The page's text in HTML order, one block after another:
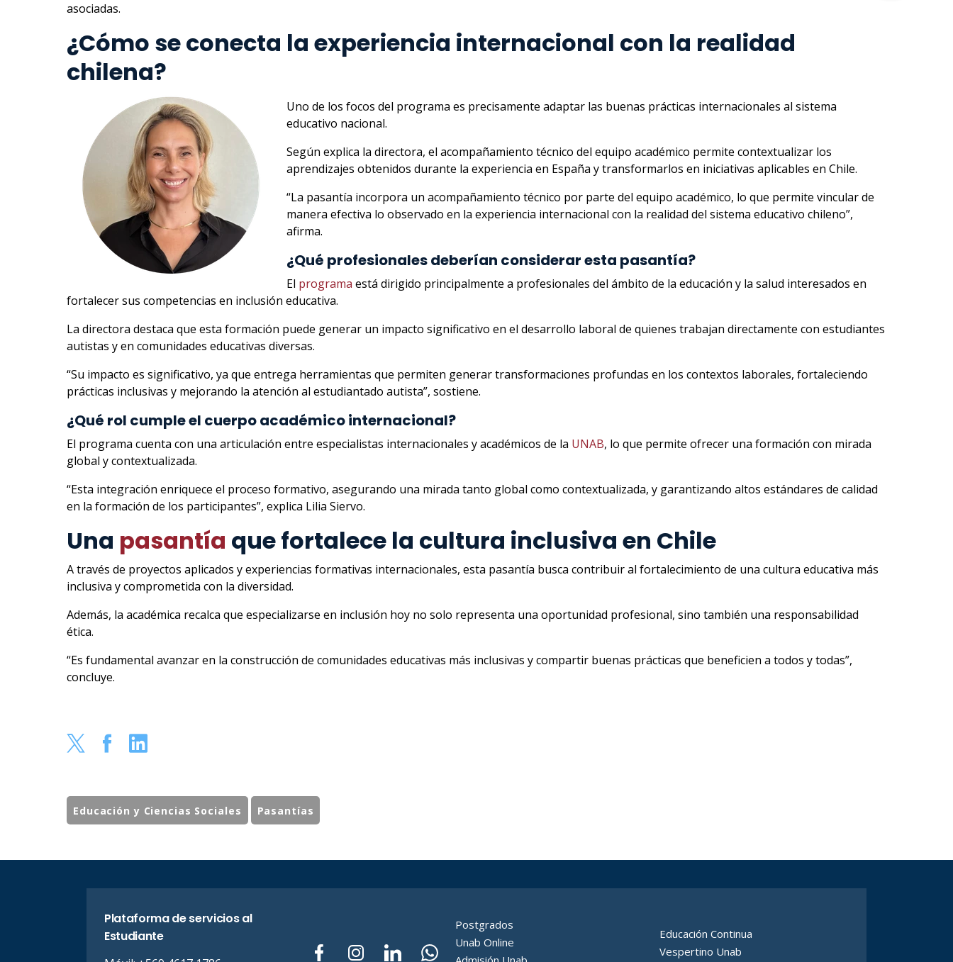
asociadas.
¿Cómo se conecta la experiencia internacional con la realidad
chilena?
Uno de los focos del programa es precisamente adaptar las buenas prácticas internacionales al sistema
educativo nacional.
Según explica la directora, el acompañamiento técnico del equipo académico permite contextualizar los
aprendizajes obtenidos durante la experiencia en España y transformarlos en iniciativas aplicables en Chile.
“La pasantía incorpora un acompañamiento técnico por parte del equipo académico, lo que permite vincular de
manera efectiva lo observado en la experiencia internacional con la realidad del sistema educativo chileno”,
afirma.
¿Qué profesionales deberían considerar esta pasantía?
El programa está dirigido principalmente a profesionales del ámbito de la educación y la salud interesados en
fortalecer sus competencias en inclusión educativa.
La directora destaca que esta formación puede generar un impacto significativo en el desarrollo laboral de quienes trabajan directamente con estudiantes
autistas y en comunidades educativas diversas.
“Su impacto es significativo, ya que entrega herramientas que permiten generar transformaciones profundas en los contextos laborales, fortaleciendo
prácticas inclusivas y mejorando la atención al estudiantado autista”, sostiene.
¿Qué rol cumple el cuerpo académico internacional?
El programa cuenta con una articulación entre especialistas internacionales y académicos de la UNAB, lo que permite ofrecer una formación con mirada
global y contextualizada.
“Esta integración enriquece el proceso formativo, asegurando una mirada tanto global como contextualizada, y garantizando altos estándares de calidad
en la formación de los participantes”, explica Lilia Siervo.
Una pasantía que fortalece la cultura inclusiva en Chile
A través de proyectos aplicados y experiencias formativas internacionales, esta pasantía busca contribuir al fortalecimiento de una cultura educativa más
inclusiva y comprometida con la diversidad.
Además, la académica recalca que especializarse en inclusión hoy no solo representa una oportunidad profesional, sino también una responsabilidad
ética.
“Es fundamental avanzar en la construcción de comunidades educativas más inclusivas y compartir buenas prácticas que beneficien a todos y todas”,
concluye.
Educación y Ciencias Sociales Pasantías